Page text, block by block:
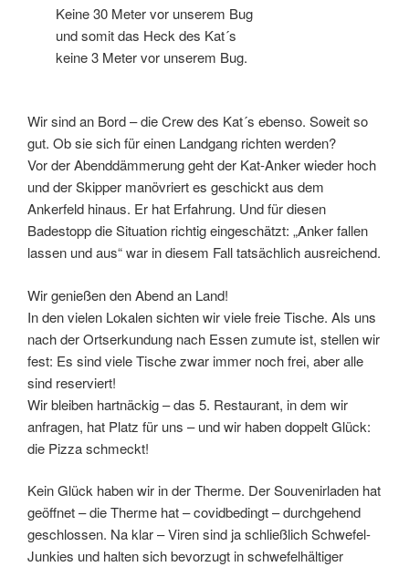
Keine 30 Meter vor unserem Bug
und somit das Heck des Kat´s
keine 3 Meter vor unserem Bug.
Wir sind an Bord – die Crew des Kat´s ebenso. Soweit so
gut. Ob sie sich für einen Landgang richten werden?
Vor der Abenddämmerung geht der Kat-Anker wieder hoch
und der Skipper manövriert es geschickt aus dem
Ankerfeld hinaus. Er hat Erfahrung. Und für diesen
Badestopp die Situation richtig eingeschätzt: „Anker fallen
lassen und aus“ war in diesem Fall tatsächlich ausreichend.
Wir genießen den Abend an Land!
In den vielen Lokalen sichten wir viele freie Tische. Als uns
nach der Ortserkundung nach Essen zumute ist, stellen wir
fest: Es sind viele Tische zwar immer noch frei, aber alle
sind reserviert!
Wir bleiben hartnäckig – das 5. Restaurant, in dem wir
anfragen, hat Platz für uns – und wir haben doppelt Glück:
die Pizza schmeckt!
Kein Glück haben wir in der Therme. Der Souvenirladen hat
geöffnet – die Therme hat – covidbedingt – durchgehend
geschlossen. Na klar – Viren sind ja schließlich Schwefel-
Junkies und halten sich bevorzugt in schwefelhältiger